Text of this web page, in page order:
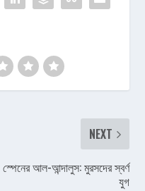
NEXT
স্পেনের আল-আন্দালুস: মুরসদের স্বর্ণ
যুগ